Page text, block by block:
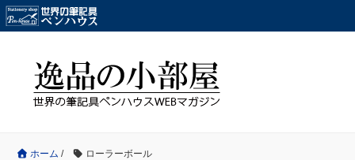
ホーム / ローラーボール